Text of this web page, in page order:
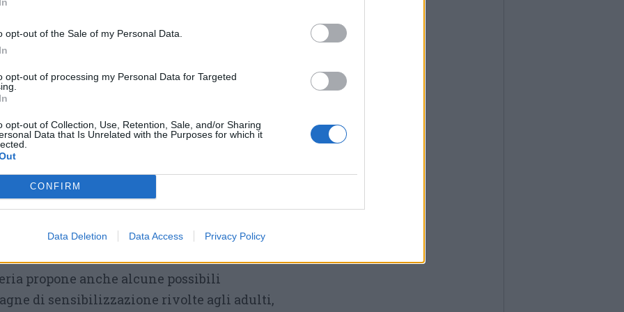
opt-out of the Sale of my Personal Data.
opt-out of processing my Personal Data for Targeted
opt-out of Collection, Use, Retention, Sale, and/or Sharing
Data that Is Unrelated with the Purposes for which it
CONFIRM
Data Deletion Data Access Privacy Policy
sembra dimenticata dagli adulti, spesso
dalle cuffiette o semplicemente da una
immortalità (“tanto ho la precedenza”).
lavoro di educazione stradalecon i
adulti? Abbiamo bisogno di una
cittadina, di più controlli e, dove
da parte del Comune, come
( soprattutto nelle zone scolastiche,
) o attraversamenti rialzati nei punti
di attenzione che oggi manca».
prevenzione
propone anche alcune possibili
di sensibilizzazione rivolte agli adulti,